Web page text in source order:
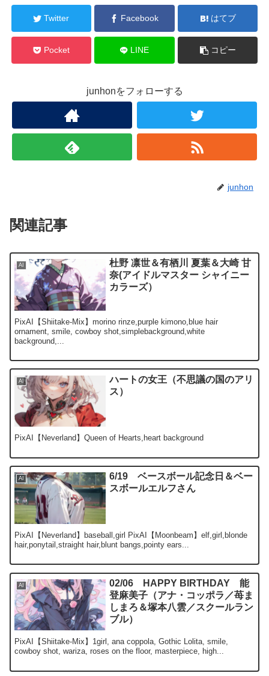
Twitter Facebook はてブ
Pocket LINE コピー
junhonをフォローする
junhon
関連記事
AI
杜野 凛世＆有栖川 夏葉＆大崎 甘
奈(アイドルマスター シャイニー
カラーズ）
PixAI【Shiitake-Mix】morino rinze,purple kimono,blue hair
ornament, smile, cowboy shot,simplebackground,white
background,...
AI
ハートの女王（不思議の国のアリ
ス）
PixAI【Neverland】Queen of Hearts,heart background
AI
6/19 ベースボール記念日＆ベー
スボールエルフさん
PixAI【Neverland】baseball,girl PixAI【Moonbeam】elf,girl,blonde
hair,ponytail,straight hair,blunt bangs,pointy ears...
AI
02/06 HAPPY BIRTHDAY 能
登麻美子（アナ・コッポラ／苺ま
しまろ＆塚本八雲／スクールラン
ブル）
PixAI【Shiitake-Mix】1girl, ana coppola, Gothic Lolita, smile,
cowboy shot, wariza, roses on the floor, masterpiece, high...